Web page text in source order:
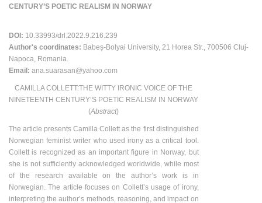
CENTURY’S POETIC REALISM IN NORWAY
DOI: 10.33993/drl.2022.9.216.239
Author's coordinates: Babeș-Bolyai University, 21 Horea Str., 700506 Cluj-
Napoca, Romania.
Email: ana.suarasan@yahoo.com
CAMILLA COLLETT:THE WITTY IRONIC VOICE OF THE
NINETEENTH CENTURY’S POETIC REALISM IN NORWAY
(Abstract)
The article presents Camilla Collett as the first distinguished
Norwegian feminist writer who used irony as a critical tool.
Collett is recognized as an important figure in Norway, but
she is not sufficiently acknowledged worldwide, while most
of the research available on the author’s work is in
Norwegian. The article focuses on Collett’s usage of irony,
interpreting the author’s methods, reasoning, and impact on